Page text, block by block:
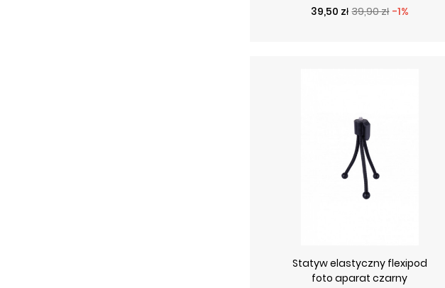
Cena podstawowa
39,90 zł -1%
Cena
39,50 zł
Statyw elastyczny flexipod
foto aparat czarny